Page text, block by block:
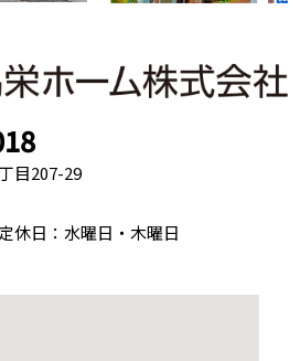
目207-29
休日：水曜日・木曜日